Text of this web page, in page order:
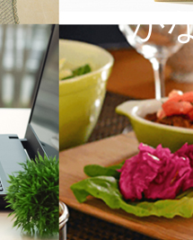
かなわない